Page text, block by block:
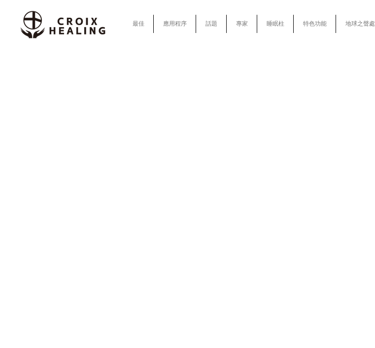
最佳 應用程序 話題 專家 睡眠柱 特色功能 地球之聲